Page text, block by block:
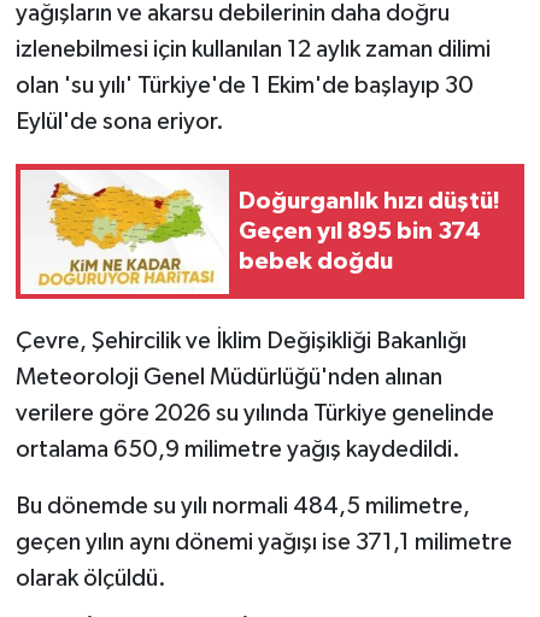
yağışların ve akarsu debilerinin daha doğru
izlenebilmesi için kullanılan 12 aylık zaman dilimi
olan 'su yılı' Türkiye'de 1 Ekim'de başlayıp 30
Eylül'de sona eriyor.
Doğurganlık hızı düştü!
Geçen yıl 895 bin 374
bebek doğdu
Çevre, Şehircilik ve İklim Değişikliği Bakanlığı
Meteoroloji Genel Müdürlüğü'nden alınan
verilere göre 2026 su yılında Türkiye genelinde
ortalama 650,9 milimetre yağış kaydedildi.
Bu dönemde su yılı normali 484,5 milimetre,
geçen yılın aynı dönemi yağışı ise 371,1 milimetre
olarak ölçüldü.